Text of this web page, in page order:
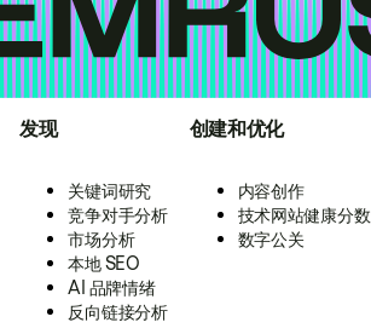
发现
关键词研究
竞争对手分析
市场分析
本地 SEO
AI 品牌情绪
反向链接分析
创建和优化
内容创作
技术网站健康分数
数字公关